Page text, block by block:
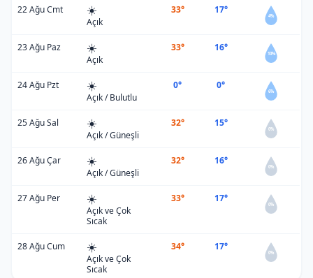
22 Ağu Cmt ☀️
Açık
33° 17°
4%
23 Ağu Paz ☀️
Açık
33° 16°
10%
24 Ağu Pzt ☀️
Açık / Bulutlu
0° 0°
6%
25 Ağu Sal ☀️
Açık / Güneşli
32° 15°
0%
26 Ağu Çar ☀️
Açık / Güneşli
32° 16°
0%
27 Ağu Per ☀️
Açık ve Çok
Sıcak
33° 17°
0%
28 Ağu Cum ☀️
Açık ve Çok
Sıcak
34° 17°
0%